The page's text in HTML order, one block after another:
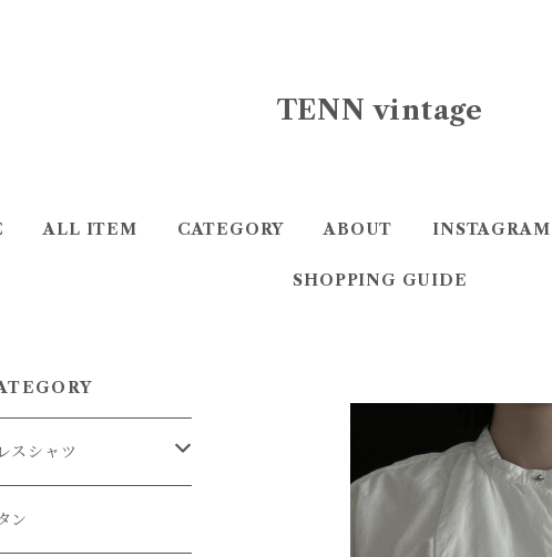
TENN vintage
ALL ITEM CATEGORY ABOUT INSTAGRAM
SHOPPING GUIDE
スシャツ
スシャツ
ン